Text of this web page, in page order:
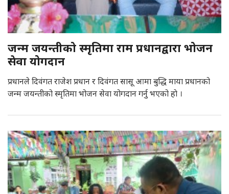
जन्म जयन्तीको स्मृतिमा राम प्रधानद्वारा भोजन
सेवा योगदान
प्रधानले दिवंगत राजेश प्रधान र दिवंगत सासू आमा बुद्धि माया प्रधानको
जन्म जयन्तीको स्मृतिमा भोजन सेवा योगदान गर्नु भएको हाे ।